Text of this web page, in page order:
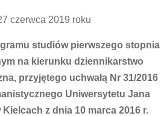
czerwca 2019 roku
studiów pierwszego stopnia
na kierunku dziennikarstwo
przyjętego uchwałą Nr 31/2016
Uniwersytetu Jana
z dnia 10 marca 2016 r.